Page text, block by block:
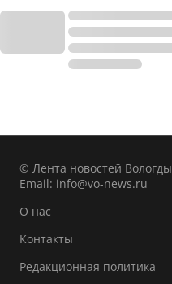
© Лента новостей Вологды
Email: info@vo-news.ru
О нас
Контакты
Редакционная политика